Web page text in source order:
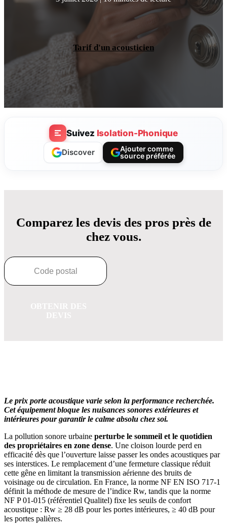
Tarif d'un acousticien
Suivez Isolation-Phonique
Discover
Ajouter comme
source préférée
Comparez les devis des pros près de
chez vous.
Le prix porte acoustique varie selon la performance recherchée.
Cet équipement bloque les nuisances sonores extérieures et
intérieures pour garantir le calme absolu chez soi.
La pollution sonore urbaine perturbe le sommeil et le quotidien
des propriétaires en zone dense. Une cloison lourde perd en
efficacité dès que l’ouverture laisse passer les ondes acoustiques par
ses interstices. Le remplacement d’une fermeture classique réduit
cette gêne en limitant la transmission aérienne des bruits de
voisinage ou de circulation. En France, la norme NF EN ISO 717-1
définit la méthode de mesure de l’indice Rw, tandis que la norme
NF P 01-015 (référentiel Qualitel) fixe les seuils de confort
acoustique : Rw ≥ 28 dB pour les portes intérieures, ≥ 40 dB pour
les portes palières.